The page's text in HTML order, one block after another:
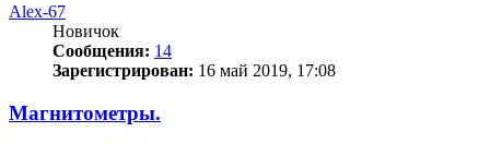
Alex-67
Новичок
Сообщения: 14
Зарегистрирован: 16 май 2019, 17:08
Магнитометры.